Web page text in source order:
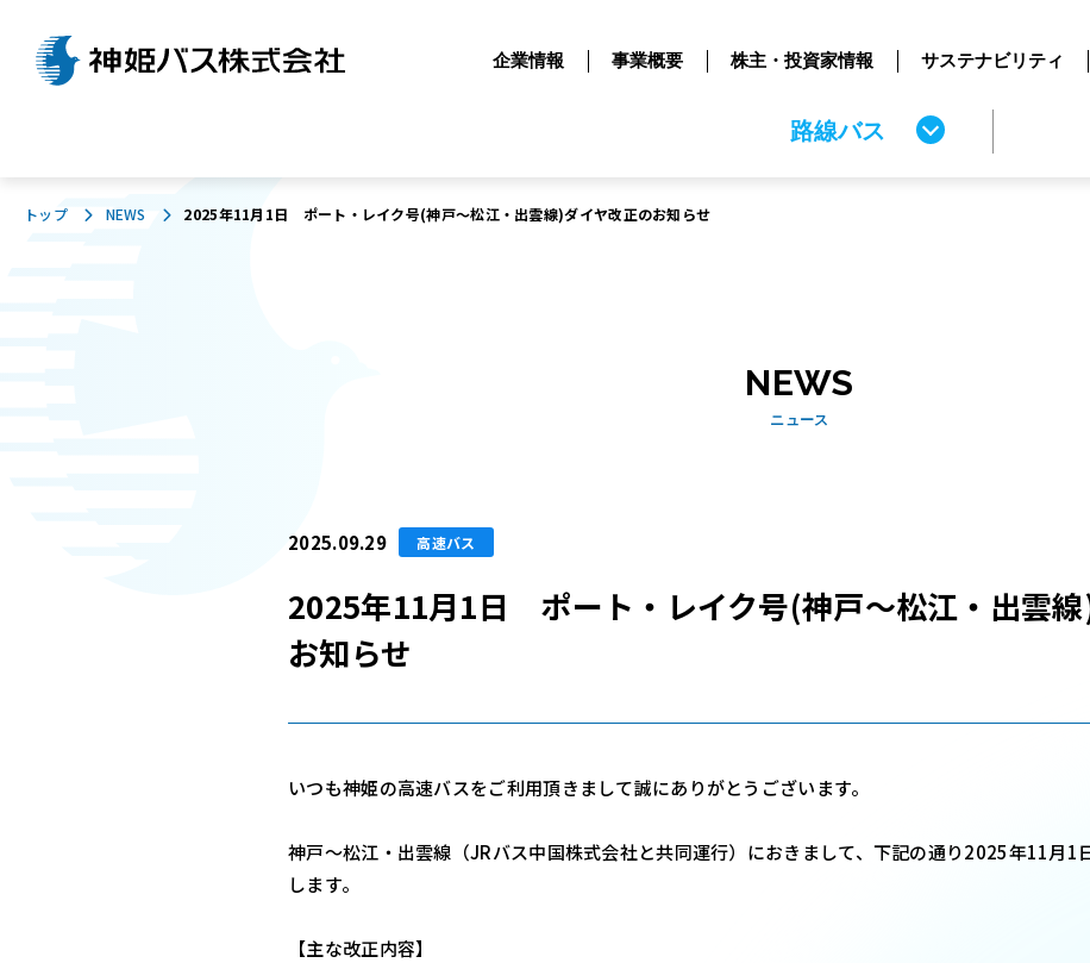
企業情報 事業概要 株主・投資家情報 サステナビリティ
路線バス
トップ NEWS 2025年11月1日 ポート・レイク号(神戸～松江・出雲線)ダイヤ改正のお知らせ
NEWS
ニュース
2025.09.29 高速バス
2025年11月1日 ポート・レイク号(神戸～松江・出雲線
お知らせ
いつも神姫の高速バスをご利用頂きまして誠にありがとうございます。
神戸～松江・出雲線（JRバス中国株式会社と共同運行）におきまして、下記の通り2025年11月1
します。
【主な改正内容】